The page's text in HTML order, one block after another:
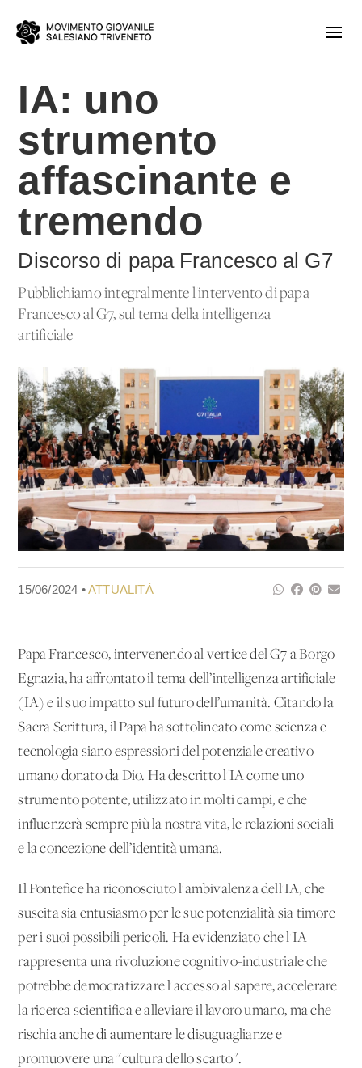
IA: uno
strumento
affascinante e
tremendo
Discorso di papa Francesco al G7
Pubblichiamo integralmente l'intervento di papa
Francesco al G7, sul tema della intelligenza
artificiale
15/06/2024 •ATTUALITÀ
Papa Francesco, intervenendo al vertice del G7 a Borgo
Egnazia, ha affrontato il tema dell’intelligenza artificiale
(IA) e il suo impatto sul futuro dell’umanità. Citando la
Sacra Scrittura, il Papa ha sottolineato come scienza e
tecnologia siano espressioni del potenziale creativo
umano donato da Dio. Ha descritto l'IA come uno
strumento potente, utilizzato in molti campi, e che
influenzerà sempre più la nostra vita, le relazioni sociali
e la concezione dell’identità umana.
Il Pontefice ha riconosciuto l'ambivalenza dell'IA, che
suscita sia entusiasmo per le sue potenzialità sia timore
per i suoi possibili pericoli. Ha evidenziato che l'IA
rappresenta una rivoluzione cognitivo-industriale che
potrebbe democratizzare l'accesso al sapere, accelerare
la ricerca scientifica e alleviare il lavoro umano, ma che
rischia anche di aumentare le disuguaglianze e
promuovere una "cultura dello scarto".